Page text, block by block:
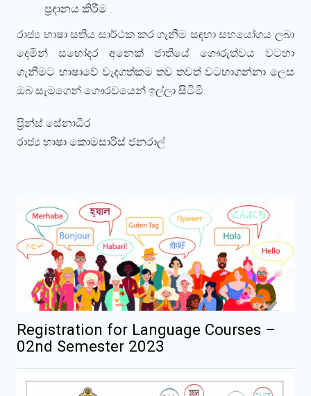
ප්‍රදානය කිරීම .
රාජ්‍ය භාෂා සතිය සාර්ථක කර ගැනීම සඳහා සහයෝගය ලබා
දෙමින් සහෝදර අනෙක් ජාතියේ ගෞරුත්වය වටහා
ගැනීමට භාෂාවේ වැදගත්කම තව තවත් වටහාගන්නා ලෙස
ඔබ සැමගෙන් ගෞරවයෙන් ඉල්ලා සිටිමි.
ප්‍රින්ස් සේනාධීර
රාජ්‍ය භාෂා කොමසාරිස් ජනරාල්
Registration for Language Courses –
02nd Semester 2023